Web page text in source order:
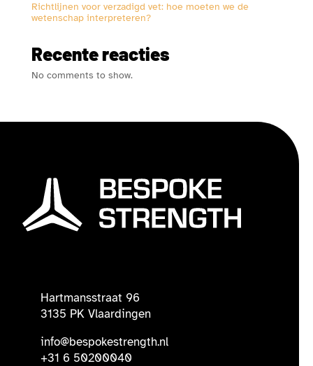
Richtlijnen voor verzadigd vet: hoe moeten we de
wetenschap interpreteren?
Recente reacties
No comments to show.
Hartmansstraat 96
3135 PK Vlaardingen
info@bespokestrength.nl
+31 6 50200040